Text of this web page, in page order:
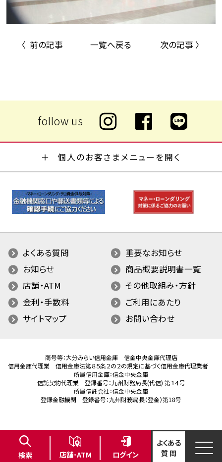
〈 前の記事 一覧へ戻る 次の記事 〉
検索 店舗･ATM ログイン
よくある
質 問
個人のお客さまメニューを開く
よくある質問
重要なお知らせ
お知らせ
商品概要説明書一覧
店舗・ATM
その他取組み・方針
金利・手数料
ご利用にあたり
サイトマップ
お問い合わせ
商号等：大分みらい信用金庫 信金中央金庫代理店
信用金庫代理業 信用金庫法第８５条２の２の規定に基づく信用金庫代理業者
所属信用金庫：信金中央金庫
信託契約代理業 登録番号：九州財務局長(代信) 第１４号
所属信託会社：信金中央金庫
登録金融機関 登録番号：九州財務局長（登金）第18号